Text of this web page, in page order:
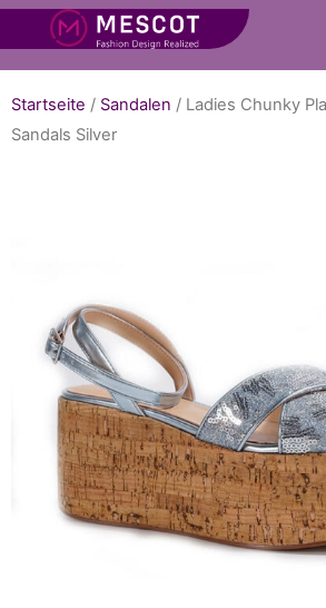
Startseite / Sandalen / Ladies Chunky
Sandals Silver